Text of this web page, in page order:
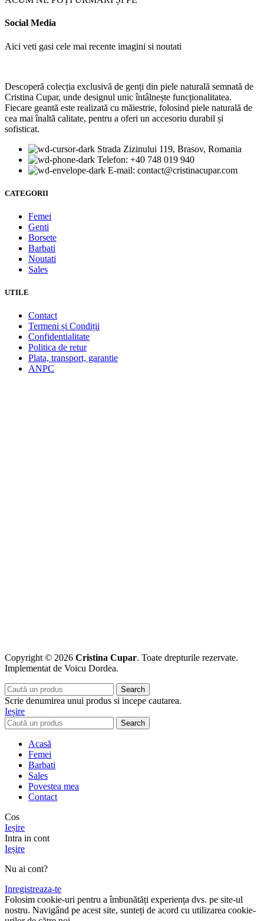
Social Media
Aici veti gasi cele mai recente imagini si noutati
Descoperă colecția exclusivă de genți din piele naturală semnată de
Cristina Cupar, unde designul unic întâlnește funcționalitatea.
Fiecare geantă este realizată cu măiestrie, folosind piele naturală de
cea mai înaltă calitate, pentru a oferi un accesoriu durabil și
sofisticat.
Strada Zizinului 119, Brasov, Romania
Telefon: +40 748 019 940
E-mail: moc.rapucanitsirc@tcatnoc
CATEGORII
Femei
Genti
Borsete
Barbati
Noutati
Sales
UTILE
Contact
Termeni și Condiții
Confidentialitate
Politica de retur
Plata, transport, garantie
ANPC
Copyright © 2026 Cristina Cupar. Toate drepturile rezervate.
Implementat de Voicu Dordea.
Search
Scrie denumirea unui produs si incepe cautarea.
Ieșire
Search
Acasă
Femei
Barbati
Sales
Povestea mea
Contact
Cos
Ieșire
Intra in cont
Ieșire
Nu ai cont?
Inregistreaza-te
Folosim cookie-uri pentru a îmbunătăți experiența dvs. pe site-ul
nostru. Navigând pe acest site, sunteți de acord cu utilizarea cookie-